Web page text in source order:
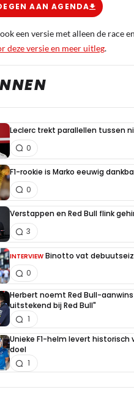
AAN AGENDA
een versie met alleen de race
deze versie en meer uitleg.
Leclerc trekt parallellen tussen
0
F1-rookie is Marko eeuwig
0
Verstappen en Red Bull flink
3
INTERVIEW Binotto vat
0
Herbert noemt Red Bull-
uitstekend bij Red Bull"
1
Unieke F1-helm levert
doel
1